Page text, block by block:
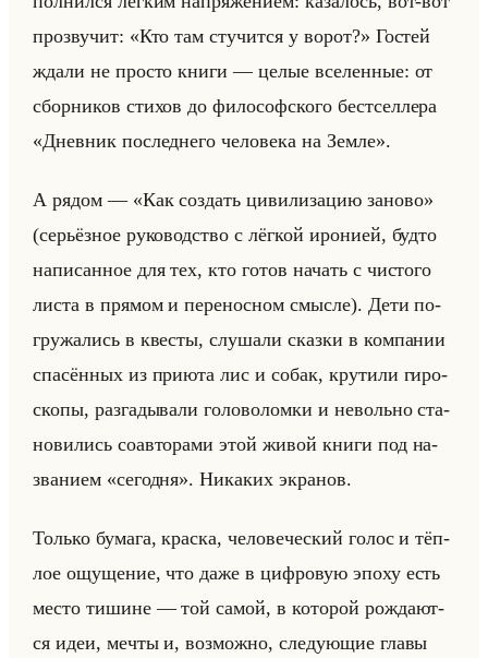
про­зву­чит: «Кто там стучится у ворот?» Го­стей
ждали не про­сто книги — целые все­лен­ные: от
сбор­ни­ков сти­хов до фи­ло­соф­ско­го бест­сел­ле­ра
«Дневник последнего человека на Земле».
А рядом — «Как создать цивилизацию заново»
(се­рьёз­ное ру­ко­вод­ство с лёг­кой иро­ни­ей, будто
на­пи­сан­ное для тех, кто готов на­чать с чи­сто­го
листа в пря­мом и пе­ре­нос­ном смыс­ле). Дети по­
гру­жа­лись в кве­сты, слу­ша­ли сказ­ки в ком­па­нии
спа­сён­ных из при­юта лис и собак, кру­ти­ли ги­ро­
ско­пы, раз­га­ды­ва­ли го­ло­во­лом­ки и невольно ста­
но­ви­лись со­ав­то­ра­ми этой живой книги под на­
зва­ни­ем «сегодня». Ни­ка­ких экра­нов.
Только бу­ма­га, крас­ка, че­ло­ве­че­ский голос и тёп­
лое ощу­ще­ние, что даже в циф­ро­вую эпоху есть
место ти­шине — той самой, в ко­то­рой рож­да­ют­
ся идеи, мечты и, воз­мож­но, сле­ду­ющие главы